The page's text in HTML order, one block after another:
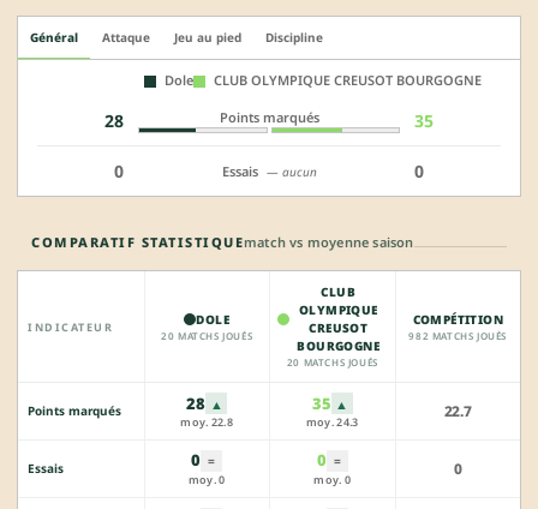
Général Attaque Jeu au pied Discipline
Dole CLUB OLYMPIQUE CREUSOT BOURGOGNE
28 Points marqués 35
0 Essais — aucun 0
COMPARATIF STATISTIQUEmatch vs moyenne saison
INDICATEUR DOLE
20 MATCHS JOUÉS
CLUB
OLYMPIQUE
CREUSOT
BOURGOGNE
20 MATCHS JOUÉS
COMPÉTITION
982 MATCHS JOUÉS
Points marqués 28 ▲
moy. 22.8
35 ▲
moy. 24.3
22.7
Essais 0 =
moy. 0
0 =
moy. 0
0